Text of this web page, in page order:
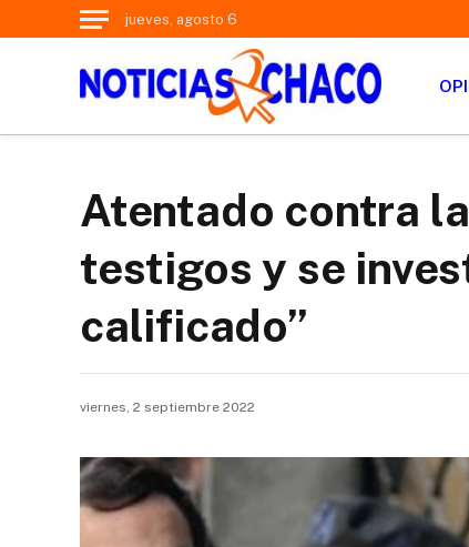
jueves, agosto 6
Atentado contra
testigos y se
calificado”
viernes, 2 septiembre 2022